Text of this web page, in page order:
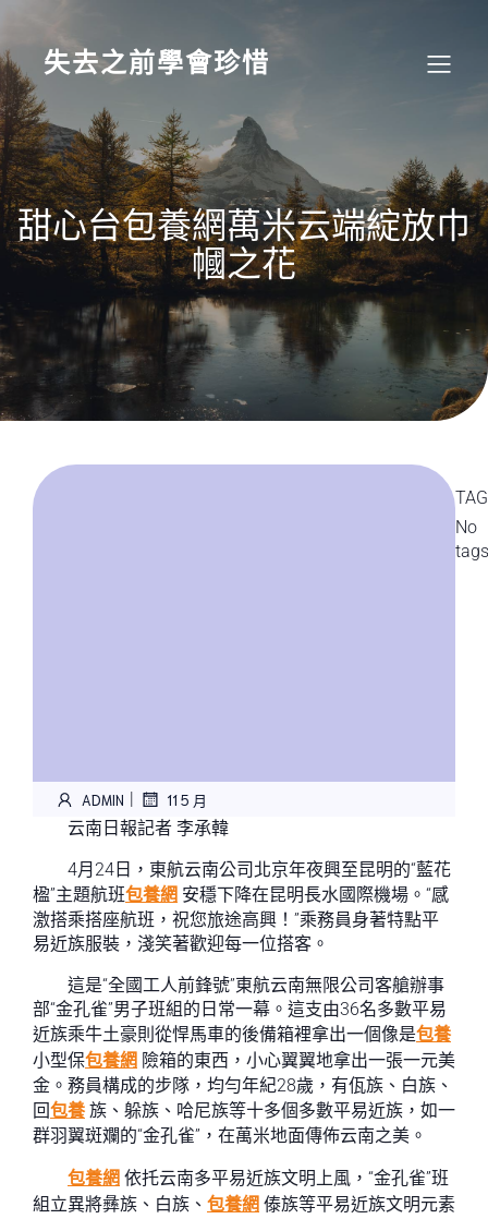
content
失去之前學會珍惜
甜心台包養網萬米云端綻放巾
幗之花
ADMIN | 11 5 月
云南日報記者 李承韓
4月24日，東航云南公司北京年夜興至昆明的“藍花
楹”主題航班包養網 安穩下降在昆明長水國際機場。“感
激搭乘搭座航班，祝您旅途高興！”乘務員身著特點平
易近族服裝，淺笑著歡迎每一位搭客。
這是“全國工人前鋒號”東航云南無限公司客艙辦事
部“金孔雀”男子班組的日常一幕。這支由36名多數平易
近族乘牛土豪則從悍馬車的後備箱裡拿出一個像是包養
小型保包養網 險箱的東西，小心翼翼地拿出一張一元美
金。務員構成的步隊，均勻年紀28歲，有佤族、白族、
回包養 族、躲族、哈尼族等十多個多數平易近族，如一
群羽翼斑斕的“金孔雀”，在萬米地面傳佈云南之美。
包養網 依托云南多平易近族文明上風，“金孔雀”班
組立異將彝族、白族、 包養網 傣族等平易近族文明元素
No
tags